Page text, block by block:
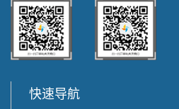
快速导航